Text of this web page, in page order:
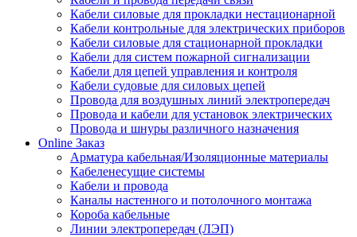
Кабели силовые для прокладки нестационарной
Кабели контрольные для электрических приборов
Кабели силовые для стационарной прокладки
Кабели для систем пожарной сигнализации
Кабели для цепей управления и контроля
Кабели судовые для силовых цепей
Провода для воздушных линий электропередач
Провода и кабели для установок электрических
Провода и шнуры различного назначения
Online Заказ
Арматура кабельная/Изоляционные материалы
Кабеленесущие системы
Кабели и провода
Каналы настенного и потолочного монтажа
Короба кабельные
Линии электропередач (ЛЭП)